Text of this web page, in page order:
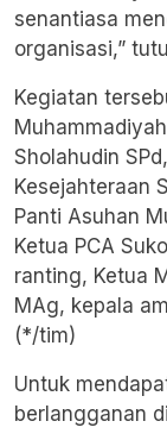
senantiasa
organisasi,”
Kegiatan
Sholahudin
Kesejahteraan
Panti Asuhan
Ketua PCA
ranting, Ketua
MAg, kepala
(*/tim)
Untuk
berlangganan di